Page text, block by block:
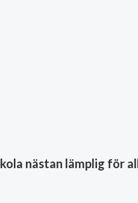
nästan lämplig för